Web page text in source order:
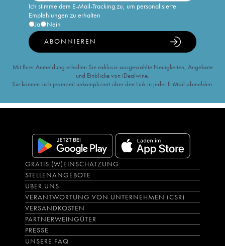
Ich stimme dem E-Mail-Tracking zu, um personalisierte
Empfehlungen zu erhalten
Ja
Nein
ABONNIEREN
Mit Ihrer Anmeldung erhalten Sie exklusiv ausgewählte Neuigkeiten, Angebote
und Einblicke von iDealwine.
Sie können sich jederzeit unkompliziert über den Link in jeder E-Mail abmelden.
GRATIS (W)EINSCHÄTZUNG
STELLENANGEBOTE
ÜBER UNS
VERANTWORTUNG VON UNTERNEHMEN (CSR)
VERSANDKOSTEN
PARTNERWEINGÜTER
PRESSE
UNSERE FAQ